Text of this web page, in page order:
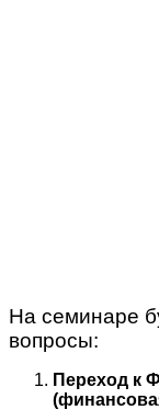
На семинаре
вопросы:
Переход к